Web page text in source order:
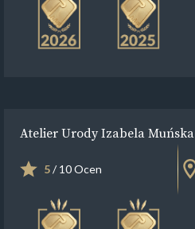
Atelier Urody Izabela Muńska
5/ 10 Ocen